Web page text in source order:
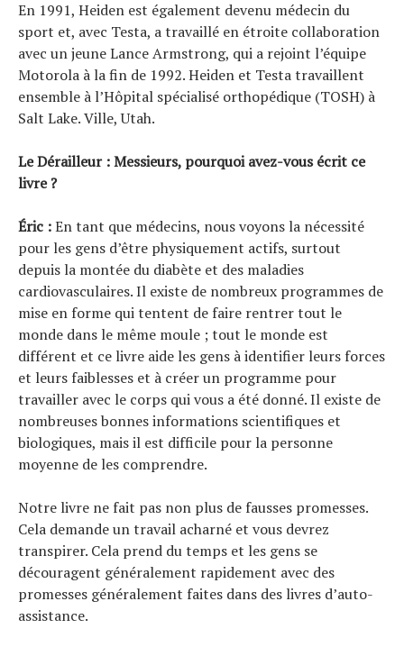
En 1991, Heiden est également devenu médecin du
sport et, avec Testa, a travaillé en étroite collaboration
avec un jeune Lance Armstrong, qui a rejoint l’équipe
Motorola à la fin de 1992. Heiden et Testa travaillent
ensemble à l’Hôpital spécialisé orthopédique (TOSH) à
Salt Lake. Ville, Utah.
Le Dérailleur : Messieurs, pourquoi avez-vous écrit ce
livre ?
Éric :En tant que médecins, nous voyons la nécessité
pour les gens d’être physiquement actifs, surtout
depuis la montée du diabète et des maladies
cardiovasculaires. Il existe de nombreux programmes de
mise en forme qui tentent de faire rentrer tout le
monde dans le même moule ; tout le monde est
différent et ce livre aide les gens à identifier leurs forces
et leurs faiblesses et à créer un programme pour
travailler avec le corps qui vous a été donné. Il existe de
nombreuses bonnes informations scientifiques et
biologiques, mais il est difficile pour la personne
moyenne de les comprendre.
Notre livre ne fait pas non plus de fausses promesses.
Cela demande un travail acharné et vous devrez
transpirer. Cela prend du temps et les gens se
découragent généralement rapidement avec des
promesses généralement faites dans des livres d’auto-
assistance.